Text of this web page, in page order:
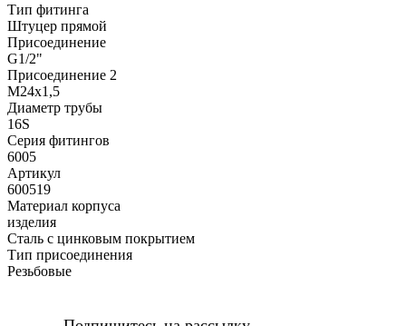
Тип фитинга
Штуцер прямой
Присоединение
G1/2"
Присоединение 2
M24x1,5
Диаметр трубы
16S
Серия фитингов
6005
Артикул
600519
Материал корпуса
изделия
Сталь с цинковым покрытием
Тип присоединения
Резьбовые